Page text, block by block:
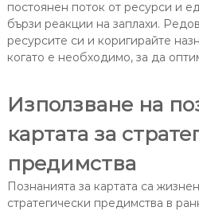
постоянен поток от ресурси и
бързи реакции на заплахи.
ресурсите си и коригирайте
когато е необходимо, за да
Използване на
картата за
предимства
Познанията за картата са
стратегически предимства в